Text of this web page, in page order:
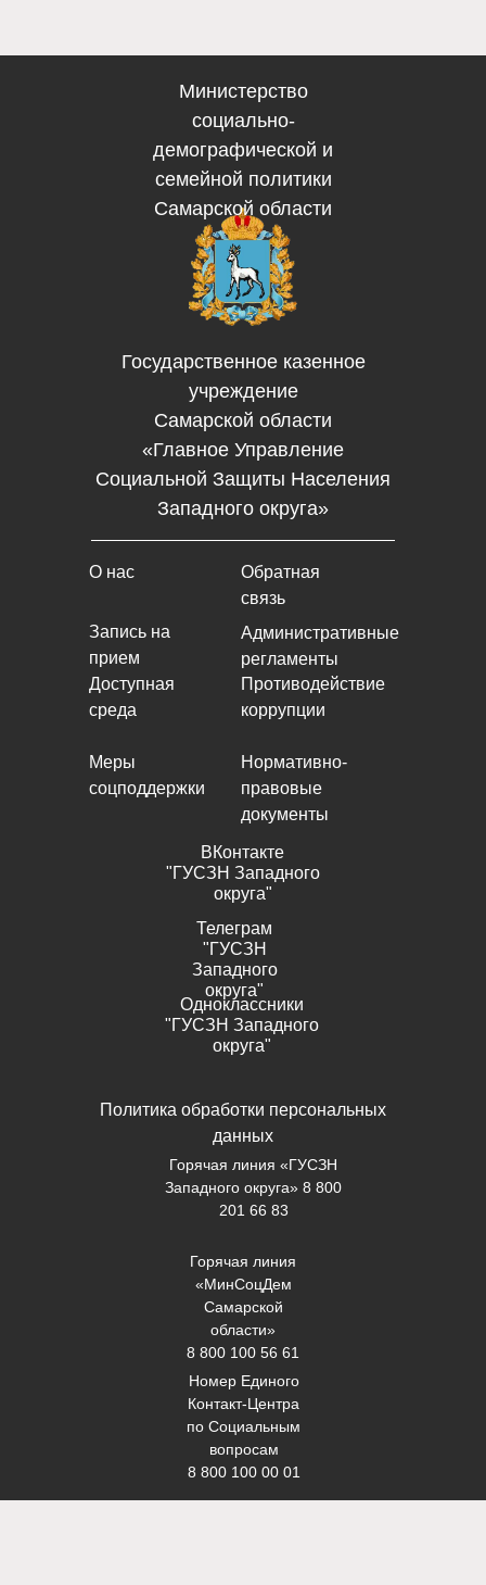
Министерство
социально-
демографической и
семейной политики
Самарской области
Горячая линия «ГУСЗН
Западного округа» 8 800
201 66 83
Горячая линия
«МинСоцДем
Самарской
области»
8 800 100 56 61
Номер Единого
Контакт-Центра
по Социальным
вопросам
8 800 100 00 01
О нас
Противодействие
коррупции
Доступная
среда
Меры
соцподдержки
Политика обработки персональных
данных
Обратная
связь
Административные
регламенты
Нормативно-
правовые
документы
Запись на
прием
ВКонтакте
"ГУСЗН Западного
округа"
Телеграм
"ГУСЗН
Западного
округа"
Одноклассники
"ГУСЗН Западного
округа"
Государственное казенное
учреждение
Самарской области
«Главное Управление
Социальной Защиты Населения
Западного округа»